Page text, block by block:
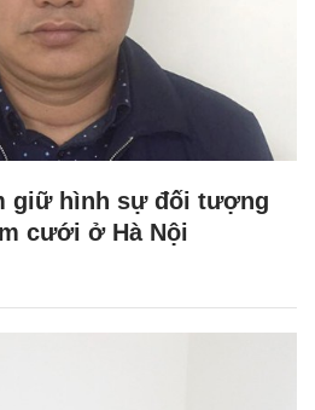
giữ hình sự đối tượng
cưới ở Hà Nội